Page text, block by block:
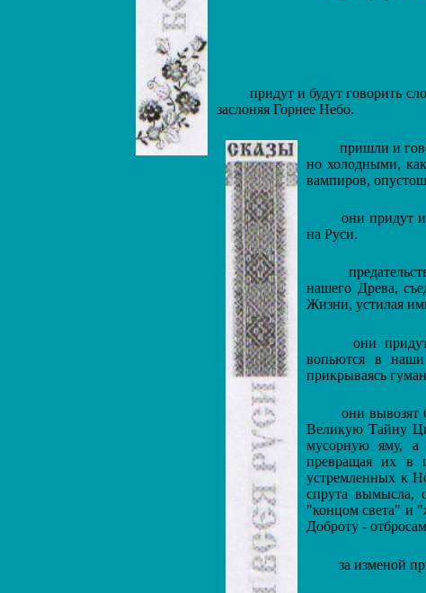
придут и будут говорить
заслоняя Горнее Небо.
пришли и
но холодными,
вампиров,
они придут и
на Руси.
нашего Древа,
Жизни, устилая
они придут,
вопьются в наши
прикрываясь
они вывозят
Великую Тайну
мусорную яму, а
превращая их в
устремленных к
спрута вымысла,
"концом света" и
Доброту -
за изменой